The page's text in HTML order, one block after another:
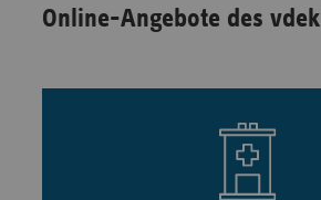
Online-Angebote des vdek